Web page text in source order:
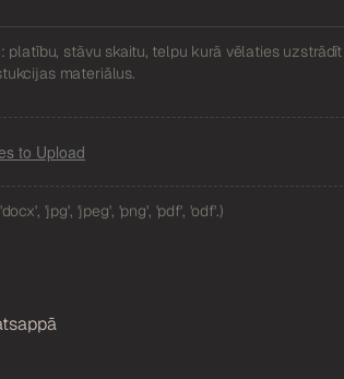
stāvu skaitu, telpu kurā vēlaties uzstrādīt
materiālus.
to Upload
'jpg', 'jpeg', 'png', 'pdf', 'odf'.)